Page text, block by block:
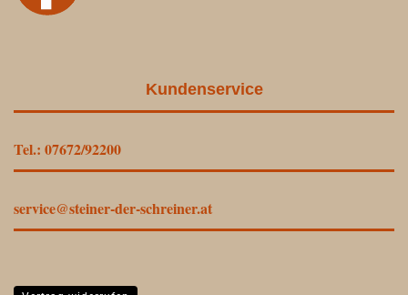
Kundenservice
Tel.: 07672/92200
service@steiner-der-schreiner.at